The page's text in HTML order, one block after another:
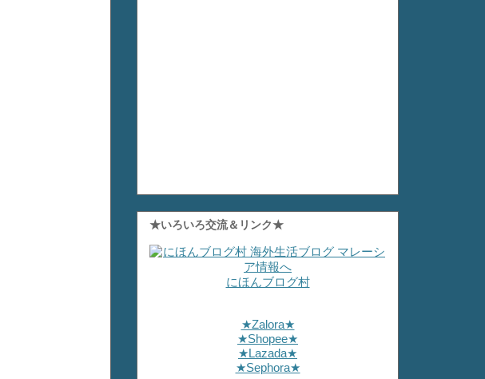
★いろいろ交流＆リンク★
にほんブログ村
★Zalora★
★Shopee★
★Lazada★
★Sephora★